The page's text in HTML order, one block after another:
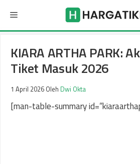
isi
Menu
KIARA ARTHA PARK:
Tiket Masuk 2026
1 April 2026 Oleh Dwi Okta
[man-table-summary